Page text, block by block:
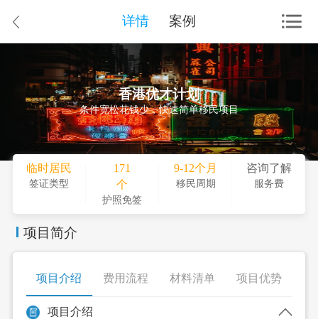
详情 案例
香港优才计划
条件宽松花钱少，快速简单移民项目
临时居民
签证类型
171
个
护照免签
9-12个月
移民周期
咨询了解
服务费
项目简介
项目介绍 费用流程 材料清单 项目优势
项目介绍